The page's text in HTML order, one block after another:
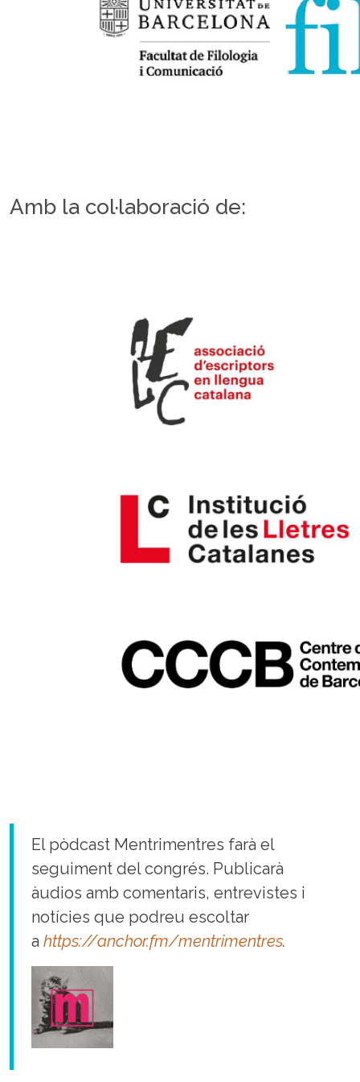
Amb la col·laboració de:
El pòdcast Mentrimentres farà el
seguiment del congrés. Publicarà
àudios amb comentaris, entrevistes i
notícies que podreu escoltar
a https://anchor.fm/mentrimentres.